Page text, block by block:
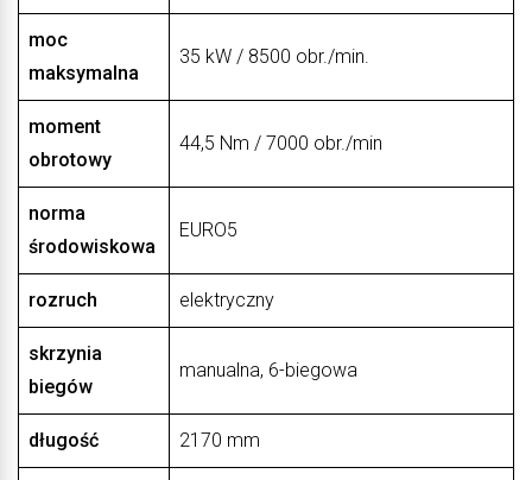
moc
maksymalna
35 kW / 8500 obr./min.
moment
obrotowy
44,5 Nm / 7000 obr./min
norma
środowiskowa
EURO5
rozruch elektryczny
skrzynia
biegów
manualna, 6-biegowa
długość 2170 mm